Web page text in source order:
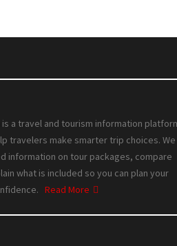
is a travel and tourism information
travelers make smarter trip choices. We
information on tour packages, compare
what is included so you can plan your
Read More